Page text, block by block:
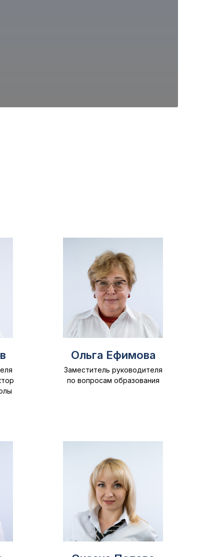
Ольга Ефимова
Заместитель руководителя
по вопросам образования